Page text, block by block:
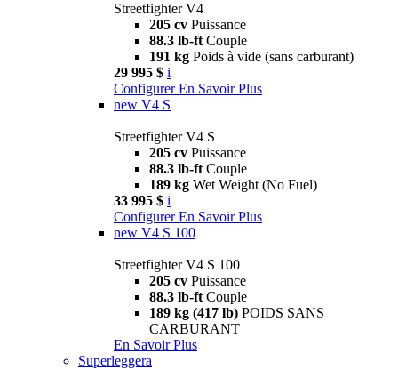
Streetfighter V4
205 cv Puissance
88.3 lb-ft Couple
191 kg Poids à vide (sans carburant)
29 995 $ i
Configurer En Savoir Plus
new V4 S
Streetfighter V4 S
205 cv Puissance
88.3 lb-ft Couple
189 kg Wet Weight (No Fuel)
33 995 $ i
Configurer En Savoir Plus
new V4 S 100
Streetfighter V4 S 100
205 cv Puissance
88.3 lb-ft Couple
189 kg (417 lb) POIDS SANS
CARBURANT
En Savoir Plus
Superleggera